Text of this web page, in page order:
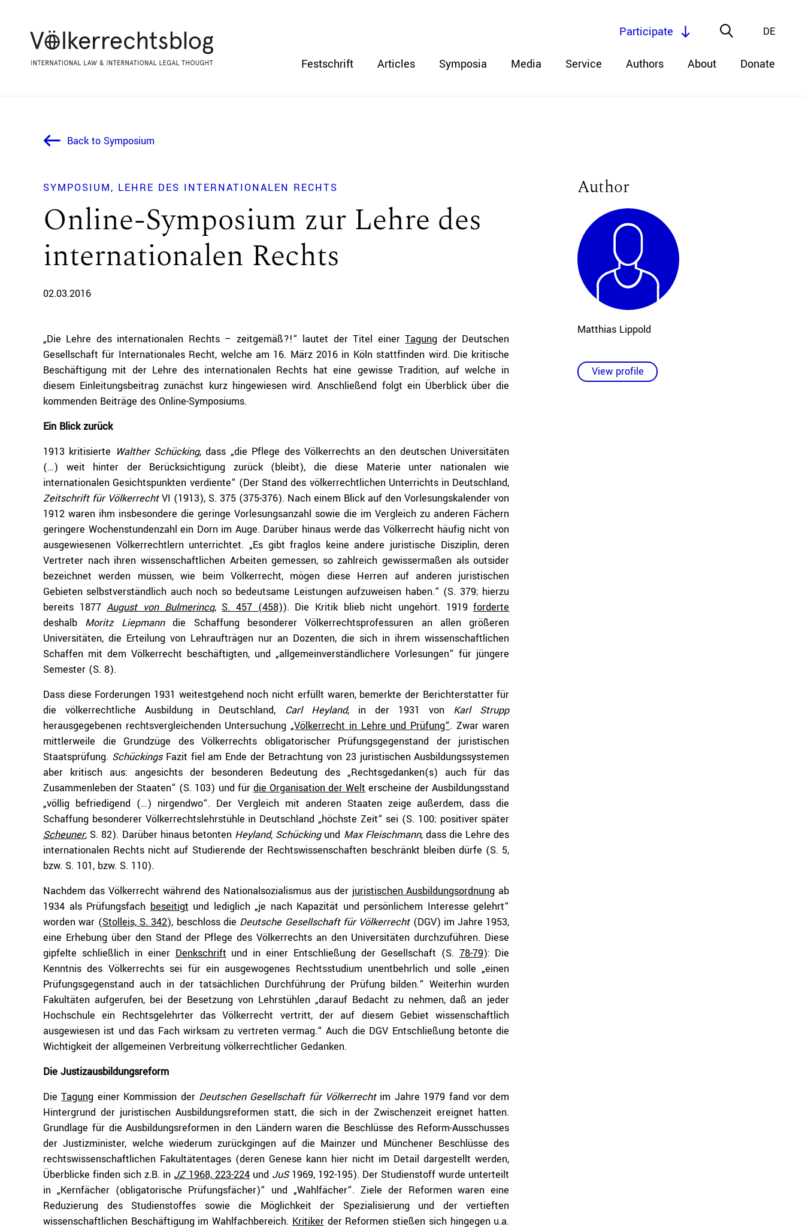
Festschrift Articles Symposia Media Service Authors About Donate
DE
Participate
Back to Symposium
SYMPOSIUM LEHRE DES INTERNATIONALEN RECHTS
Online-Symposium zur Lehre des
internationalen Rechts
02.03.2016
„Die Lehre des internationalen Rechts – zeitgemäß?!“ lautet der Titel einerTagung der Deutschen
Gesellschaft für Internationales Recht, welche am 16. März 2016 in Köln stattfinden wird. Die kritische
Beschäftigung mit der Lehre des internationalen Rechts hat eine gewisse Tradition, auf welche in
diesem Einleitungsbeitrag zunächst kurz hingewiesen wird. Anschließend folgt ein Überblick über die
kommenden Beiträge des Online-Symposiums.
Ein Blick zurück
1913 kritisierte Walther Schücking, dass „die Pflege des Völkerrechts an den deutschen Universitäten
(…) weit hinter der Berücksichtigung zurück (bleibt), die diese Materie unter nationalen wie
internationalen Gesichtspunkten verdiente“ (Der Stand des völkerrechtlichen Unterrichts in Deutschland,
Zeitschrift für VölkerrechtVI (1913), S. 375 (375-376). Nach einem Blick auf den Vorlesungskalender von
1912 waren ihm insbesondere die geringe Vorlesungsanzahl sowie die im Vergleich zu anderen Fächern
geringere Wochenstundenzahl ein Dorn im Auge. Darüber hinaus werde das Völkerrecht häufig nicht von
ausgewiesenen Völkerrechtlern unterrichtet. „Es gibt fraglos keine andere juristische Disziplin, deren
Vertreter nach ihren wissenschaftlichen Arbeiten gemessen, so zahlreich gewissermaßen als outsider
bezeichnet werden müssen, wie beim Völkerrecht, mögen diese Herren auf anderen juristischen
Gebieten selbstverständlich auch noch so bedeutsame Leistungen aufzuweisen haben.“ (S. 379; hierzu
bereits 1877August von Bulmerincq, S. 457 (458)). Die Kritik blieb nicht ungehört. 1919forderte
deshalb Moritz Liepmanndie Schaffung besonderer Völkerrechtsprofessuren an allen größeren
Universitäten, die Erteilung von Lehraufträgen nur an Dozenten, die sich in ihrem wissenschaftlichen
Schaffen mit dem Völkerrecht beschäftigten, und „allgemeinverständlichere Vorlesungen“ für jüngere
Semester (S. 8).
Dass diese Forderungen 1931 weitestgehend noch nicht erfüllt waren, bemerkte der Berichterstatter für
die völkerrechtliche Ausbildung in Deutschland,
Carl Heyland, in der 1931 von Karl Strupp
herausgegebenen rechtsvergleichenden Untersuchung„Völkerrecht in Lehre und Prüfung“. Zwar waren
mittlerweile die Grundzüge des Völkerrechts obligatorischer Prüfungsgegenstand der juristischen
Staatsprüfung. Schückings Fazit fiel am Ende der Betrachtung von 23 juristischen Ausbildungssystemen
aber kritisch aus: angesichts der besonderen Bedeutung des „Rechtsgedanken(s) auch für das
Zusammenleben der Staaten“ (S. 103) und für die Organisation der Welt erscheine der Ausbildungsstand
„völlig befriedigend (…) nirgendwo“. Der Vergleich mit anderen Staaten zeige außerdem, dass die
Schaffung besonderer Völkerrechtslehrstühle in Deutschland „höchste Zeit“ sei (S. 100; positiver später
Scheuner, S. 82). Darüber hinaus betonten Heyland, Schückingund Max Fleischmann, dass die Lehre des
internationalen Rechts nicht auf Studierende der Rechtswissenschaften beschränkt bleiben dürfe (S. 5,
bzw. S. 101, bzw. S. 110).
Nachdem das Völkerrecht während des Nationalsozialismus aus der juristischen Ausbildungsordnung ab
1934 als Prüfungsfach beseitigt und lediglich „je nach Kapazität und persönlichem Interesse gelehrt“
worden war (Stolleis, S. 342), beschloss die Deutsche Gesellschaft für Völkerrecht(DGV) im Jahre 1953,
eine Erhebung über den Stand der Pflege des Völkerrechts an den Universitäten durchzuführen. Diese
gipfelte schließlich in einer Denkschrift und in einer Entschließung der Gesellschaft (S. 78-79): Die
Kenntnis des Völkerrechts sei für ein ausgewogenes Rechtsstudium unentbehrlich und solle „einen
Prüfungsgegenstand auch in der tatsächlichen Durchführung der Prüfung bilden.“ Weiterhin wurden
Fakultäten aufgerufen, bei der Besetzung von Lehrstühlen „darauf Bedacht zu nehmen, daß an jeder
Hochschule ein Rechtsgelehrter das Völkerrecht vertritt, der auf diesem Gebiet wissenschaftlich
ausgewiesen ist und das Fach wirksam zu vertreten vermag.“ Auch die DGV Entschließung betonte die
Wichtigkeit der allgemeinen Verbreitung völkerrechtlicher Gedanken.
Die Justizausbildungsreform
DieTagung einer Kommission der Deutschen Gesellschaft für Völkerrechtim Jahre 1979 fand vor dem
Hintergrund der juristischen Ausbildungsreformen statt, die sich in der Zwischenzeit ereignet hatten.
Grundlage für die Ausbildungsreformen in den Ländern waren die Beschlüsse des Reform-Ausschusses
der Justizminister, welche wiederum zurückgingen auf die Mainzer und Münchener Beschlüsse des
rechtswissenschaftlichen Fakultätentages (deren Genese kann hier nicht im Detail dargestellt werden,
Überblicke finden sich z.B. in JZ1968, 223-224und JuS1969, 192-195). Der Studienstoff wurde unterteilt
in „Kernfächer (obligatorische Prüfungsfächer)“ und „Wahlfächer“. Ziele der Reformen waren eine
Reduzierung des Studienstoffes sowie die Möglichkeit der Spezialisierung und der vertieften
wissenschaftlichen Beschäftigung im Wahlfachbereich. Kritikerder Reformen stießen sich hingegen u.a.
Author
Matthias Lippold
View profile